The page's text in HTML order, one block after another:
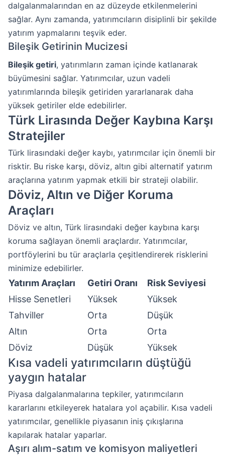
dalgalanmalarından en az düzeyde etkilenmelerini
sağlar. Aynı zamanda, yatırımcıların disiplinli bir şekilde
yatırım yapmalarını teşvik eder.
Bileşik Getirinin Mucizesi
Bileşik getiri, yatırımların zaman içinde katlanarak
büyümesini sağlar. Yatırımcılar, uzun vadeli
yatırımlarında bileşik getiriden yararlanarak daha
yüksek getiriler elde edebilirler.
Türk Lirasında Değer Kaybına Karşı
Stratejiler
Türk lirasındaki değer kaybı, yatırımcılar için önemli bir
risktir. Bu riske karşı, döviz, altın gibi alternatif yatırım
araçlarına yatırım yapmak etkili bir strateji olabilir.
Döviz, Altın ve Diğer Koruma
Araçları
Döviz ve altın, Türk lirasındaki değer kaybına karşı
koruma sağlayan önemli araçlardır. Yatırımcılar,
portföylerini bu tür araçlarla çeşitlendirerek risklerini
minimize edebilirler.
Yatırım Araçları Getiri Oranı
Risk Seviyesi
Hisse Senetleri
Yüksek
Yüksek
Tahviller
Orta
Düşük
Altın
Orta
Orta
Döviz
Düşük Yüksek
Kısa vadeli yatırımcıların düştüğü
yaygın hatalar
Piyasa dalgalanmalarına tepkiler, yatırımcıların
kararlarını etkileyerek hatalara yol açabilir. Kısa vadeli
yatırımcılar, genellikle piyasanın iniş çıkışlarına
kapılarak hatalar yaparlar.
Aşırı alım-satım ve komisyon maliyetleri